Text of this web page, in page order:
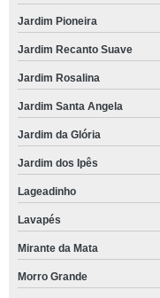
Jardim Pioneira
Jardim Recanto Suave
Jardim Rosalina
Jardim Santa Angela
Jardim da Glória
Jardim dos Ipês
Lageadinho
Lavapés
Mirante da Mata
Morro Grande